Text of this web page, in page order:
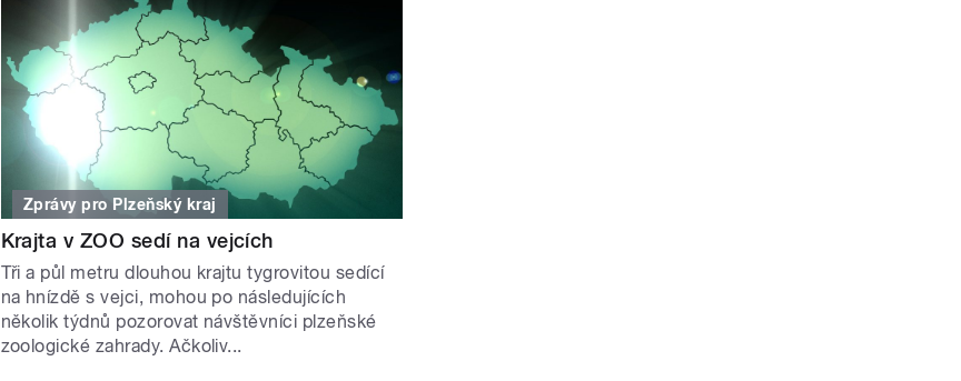
Zprávy pro Plzeňský kraj
Krajta v ZOO sedí na vejcích
Tři a půl metru dlouhou krajtu tygrovitou sedící
na hnízdě s vejci, mohou po následujících
několik týdnů pozorovat návštěvníci plzeňské
zoologické zahrady. Ačkoliv...